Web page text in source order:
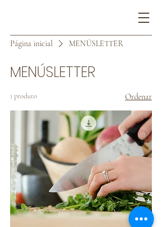
Página inicial MENÚSLETTER
MENÚSLETTER
1 produto Ordenar